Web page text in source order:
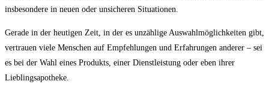
insbesondere in neuen oder unsicheren Situationen.
Gerade in der heutigen Zeit, in der es unzählige Auswahlmöglichkeiten gibt,
vertrauen viele Menschen auf Empfehlungen und Erfahrungen anderer – sei
es bei der Wahl eines Produkts, einer Dienstleistung oder eben ihrer
Lieblingsapotheke.